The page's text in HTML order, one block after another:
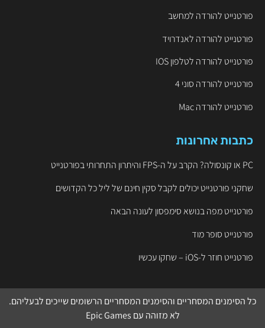
פורטנייט להורדה למחשב
פורטנייט להורדה לאנדרויד
פורטנייט להורדה לטלפון IOS
פורטנייט להורדה סוני 4
פורטנייט להורדה Mac
כתבות אחרונות
PC או קונסולה? הקרב על ה-FPS והיתרון התחרותי בפורטנייט
שחקני פורטנייט יכולים לקבל סקין חינם של ליל כל הקדושים
פורטנייט מפה בנושא סימפסון לעונה הבאה
פורטנייט סופר מוד
פורטנייט חוזר ל-iOS – שחקו עכשיו
כל הסימנים המסחריים והסימנים המסחריים הרשומים שייכים לבעליהם.
לא מזוהה עם Epic Games